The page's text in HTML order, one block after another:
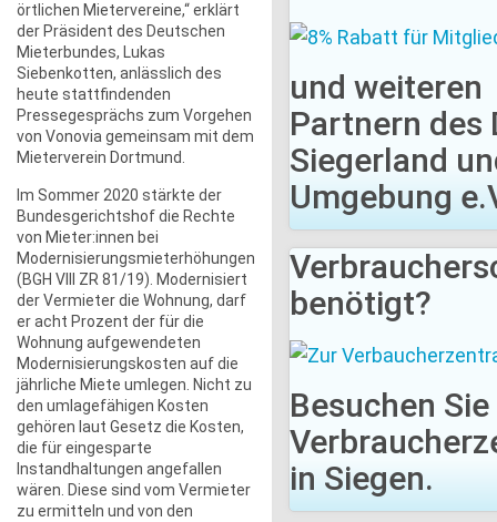
örtlichen Mietervereine,“ erklärt
der Präsident des Deutschen
Mieterbundes, Lukas
Siebenkotten, anlässlich des
heute stattfindenden
Pressegesprächs zum Vorgehen
von Vonovia gemeinsam mit dem
Mieterverein Dortmund.
Im Sommer 2020 stärkte der
Bundesgerichtshof die Rechte
von Mieter:innen bei
Modernisierungsmieterhöhungen
(BGH VIII ZR 81/19). Modernisiert
der Vermieter die Wohnung, darf
er acht Prozent der für die
Wohnung aufgewendeten
Modernisierungskosten auf die
jährliche Miete umlegen. Nicht zu
den umlagefähigen Kosten
gehören laut Gesetz die Kosten,
die für eingesparte
Instandhaltungen angefallen
wären. Diese sind vom Vermieter
zu ermitteln und von den
und weiteren
Partnern des
Siegerland
Umgebung
benötigt?
Besuchen
in Siegen.